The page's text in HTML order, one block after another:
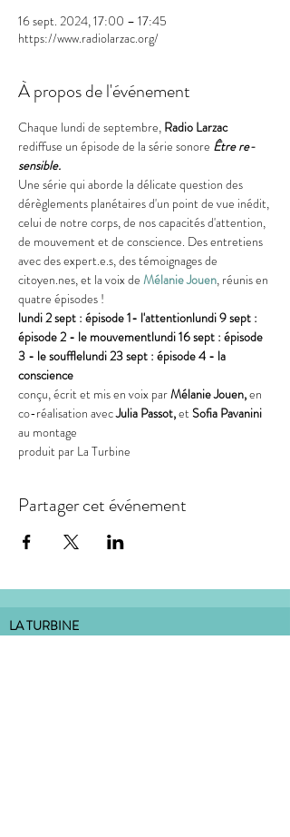
16 sept. 2024, 17:00 – 17:45
https://www.radiolarzac.org/
À propos de l'événement
Chaque lundi de septembre, Radio Larzac
rediffuse un épisode de la série sonore Être re-
sensible.
Une série qui aborde la délicate question des
dérèglements planétaires d'un point de vue inédit,
celui de notre corps, de nos capacités d'attention,
de mouvement et de conscience. Des entretiens
avec des expert.e.s, des témoignages de
citoyen.nes, et la voix de Mélanie Jouen, réunis en
quatre épisodes !
lundi 2 sept : épisode 1- l'attentionlundi 9 sept :
épisode 2 - le mouvementlundi 16 sept : épisode
3 - le soufflelundi 23 sept : épisode 4 - la
conscience
conçu, écrit et mis en voix par Mélanie Jouen, en
co-réalisation avec Julia Passot, et Sofia Pavanini
au montage
produit par La Turbine
Partager cet événement
LA TURBINE